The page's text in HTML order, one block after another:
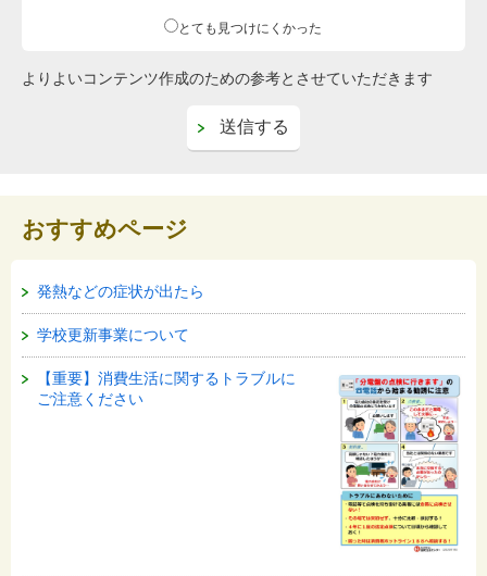
とても見つけにくかった
よりよいコンテンツ作成のための参考とさせていただきます
おすすめページ
発熱などの症状が出たら
学校更新事業について
【重要】消費生活に関するトラブルに
ご注意ください